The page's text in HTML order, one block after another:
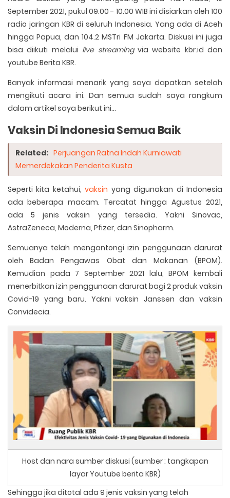
September 2021, pukul 09.00 - 10.00 WIB ini disiarkan oleh 100
radio jaringan KBR di seluruh Indonesia. Yang ada di Aceh
hingga Papua, dan 104.2 MSTri FM Jakarta. Diskusi ini juga
bisa diikuti melalui live streamingvia website kbr.id dan
youtube Berita KBR.
Banyak informasi menarik yang saya dapatkan setelah
mengikuti acara ini. Dan semua sudah saya rangkum
dalam artikel saya berikut ini...
Vaksin Di Indonesia Semua Baik
Related: Perjuangan Ratna Indah Kurniawati
Memerdekakan Penderita Kusta
Seperti kita ketahui,vaksin yang digunakan di Indonesia
ada beberapa macam. Tercatat hingga Agustus 2021,
ada 5 jenis vaksin yang tersedia. Yakni Sinovac,
AstraZeneca, Moderna, Pfizer, dan Sinopharm.
Semuanya telah mengantongi izin penggunaan darurat
oleh Badan Pengawas Obat dan Makanan (BPOM).
Kemudian pada 7 September 2021 lalu, BPOM kembali
menerbitkan izin penggunaan darurat bagi 2 produk vaksin
Covid-19 yang baru. Yakni vaksin Janssen dan vaksin
Convidecia.
Host dan nara sumber diskusi (sumber : tangkapan
layar Youtube berita KBR)
Sehingga jika ditotal ada 9 jenis vaksin yang telah